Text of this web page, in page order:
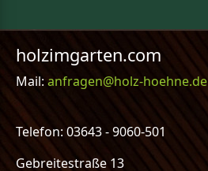
holzimgarten.com
Mail:anfragen@holz-hoehne.de
Telefon: 03643 - 9060-501
Gebreitestraße 13